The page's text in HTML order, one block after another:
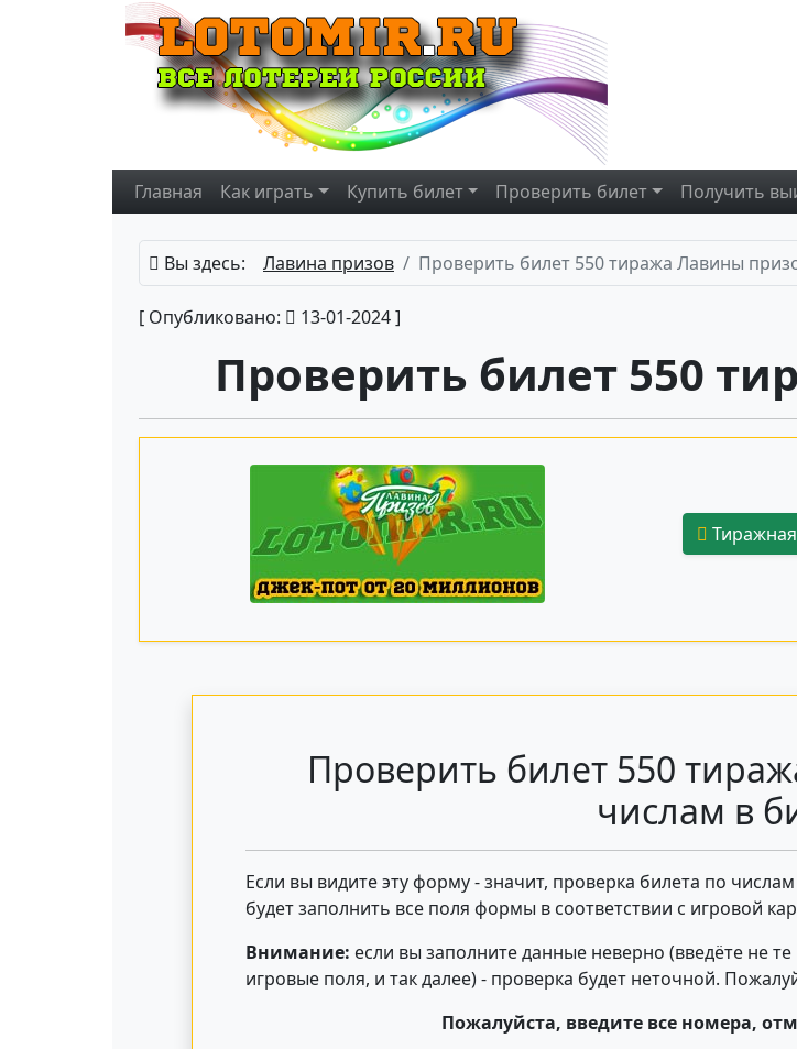
Главная Как играть Купить билет Проверить билет Получить
Вы здесь: Лавина призов Проверить билет 550 тиража Лавины
[ Опубликовано: 13-01-2024 ]
Проверить билет 550
Проверить билет 550
числам в
Если вы видите эту форму - значит, проверка билета по
будет заполнить все поля формы в соответствии с игровой
Внимание: если вы заполните данные неверно (введёте не
игровые поля, и так далее) - проверка будет неточной.
Пожалуйста, введите все номера,